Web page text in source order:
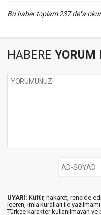
Bu haber toplam 237 defa
HABERE YORUM
UYARI: Küfür, hakaret, rencide
içeren, imla kuralları ile
Türkçe karakter kullanılmayan ve